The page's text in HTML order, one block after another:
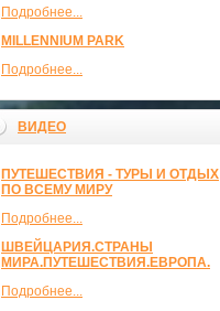
Подробнее...
MILLENNIUM PARK
Подробнее...
ВИДЕО
ПУТЕШЕСТВИЯ - ТУРЫ И ОТДЫХ
ПО ВСЕМУ МИРУ
Подробнее...
ШВЕЙЦАРИЯ.СТРАНЫ
МИРА.ПУТЕШЕСТВИЯ.ЕВРОПА.
Подробнее...